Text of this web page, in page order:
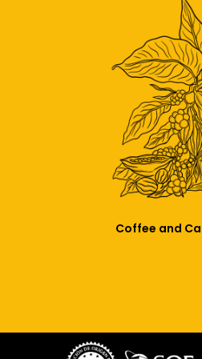
Coffee and